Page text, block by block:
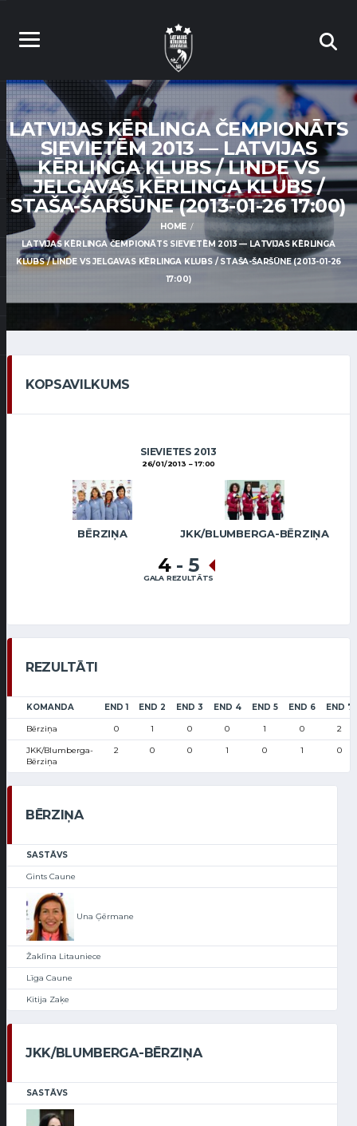
LATVIJAS KĒRLINGA ČEMPIONĀTS
SIEVIETĒM 2013 — LATVIJAS
KĒRLINGA KLUBS / LINDE VS
JELGAVAS KĒRLINGA KLUBS /
STAŠA-ŠARŠŪNE (2013-01-26 17:00)
HOME
LATVIJAS KĒRLINGA ČEMPIONĀTS SIEVIETĒM 2013 — LATVIJAS KĒRLINGA
KLUBS / LINDE VS JELGAVAS KĒRLINGA KLUBS / STAŠA-ŠARŠŪNE (2013-01-26
17:00)
KOPSAVILKUMS
SIEVIETES 2013
26/01/2013 17:00
BĒRZIŅA JKK/BLUMBERGA-BĒRZIŅA
4 - 5
GALA REZULTĀTS
REZULTĀTI
KOMANDA END 1 END 2 END 3 END 4 END 5 END 6 END 7
Bērziņa 0 1 0 0 1 0 2
JKK/Blumberga-
Bērziņa
2 0 0 1 0 1 0
BĒRZIŅA
SASTĀVS
Gints Caune
Una Ģērmane
Žaklīna Litauniece
Līga Caune
Kitija Zaķe
JKK/BLUMBERGA-BĒRZIŅA
SASTĀVS